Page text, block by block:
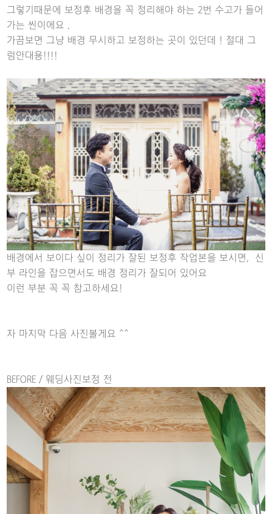
그렇기때문에 보정후 배경을 꼭 정리해야 하는 2번 수고가 들어
가는 씬이에요 .
가끔보면 그냥 배경 무시하고 보정하는 곳이 있던데 ! 절대 그
럼안대용!!!!
배경에서 보이다 싶이 정리가 잘된 보정후 작업본을 보시면, 신
부 라인을 잡으면서도 배경 정리가 잘되어 있어요
이런 부분 꼭 꼭 참고하세요!
자 마지막 다음 사진볼게요 ^^
BEFORE / 웨딩사진보정 전